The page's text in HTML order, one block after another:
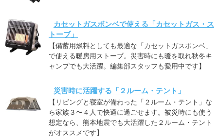
カセットガスボンベで使える「カセットガス・ス
トーブ」
【備蓄用燃料としても最適な「カセットガスボンベ」
で使える暖房用ストーブ。災害時にも暖を取れ秋冬キ
ャンプでも大活躍。編集部スタッフも愛用中です】
災害時に活躍する「２ルーム・テント」
【リビングと寝室が備わった「２ルーム・テント」な
ら家族３〜４人で快適に過ごせます。被災時にも使う
想定なら、熊本地震でも大活躍した２ルーム・テント
がオススメです】